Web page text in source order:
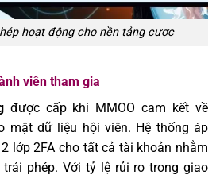
hoạt động cho nền tảng cược
viên tham gia
được cấp khi MMOO cam kết về
mật dữ liệu hội viên. Hệ thống áp
lớp 2FA cho tất cả tài khoản nhằm
phép. Với tỷ lệ rủi ro trong giao